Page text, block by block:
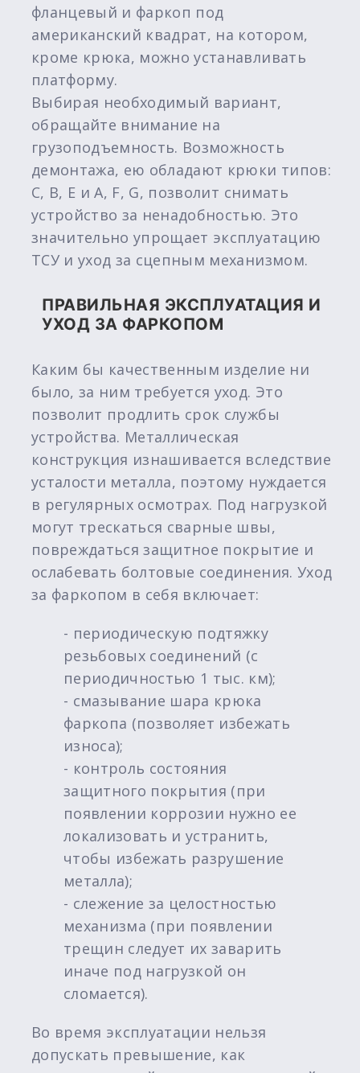
фланцевый и фаркоп под
американский квадрат, на котором,
кроме крюка, можно устанавливать
платформу.
Выбирая необходимый вариант,
обращайте внимание на
грузоподъемность. Возможность
демонтажа, ею обладают крюки типов:
C, B, E и A, F, G, позволит снимать
устройство за ненадобностью. Это
значительно упрощает эксплуатацию
ТСУ и уход за сцепным механизмом.
ПРАВИЛЬНАЯ ЭКСПЛУАТАЦИЯ И
УХОД ЗА ФАРКОПОМ
Каким бы качественным изделие ни
было, за ним требуется уход. Это
позволит продлить срок службы
устройства. Металлическая
конструкция изнашивается вследствие
усталости металла, поэтому нуждается
в регулярных осмотрах. Под нагрузкой
могут трескаться сварные швы,
повреждаться защитное покрытие и
ослабевать болтовые соединения. Уход
за фаркопом в себя включает:
- периодическую подтяжку
резьбовых соединений (с
периодичностью 1 тыс. км);
- смазывание шара крюка
фаркопа (позволяет избежать
износа);
- контроль состояния
защитного покрытия (при
появлении коррозии нужно ее
локализовать и устранить,
чтобы избежать разрушение
металла);
- слежение за целостностью
механизма (при появлении
трещин следует их заварить
иначе под нагрузкой он
сломается).
Во время эксплуатации нельзя
допускать превышение, как